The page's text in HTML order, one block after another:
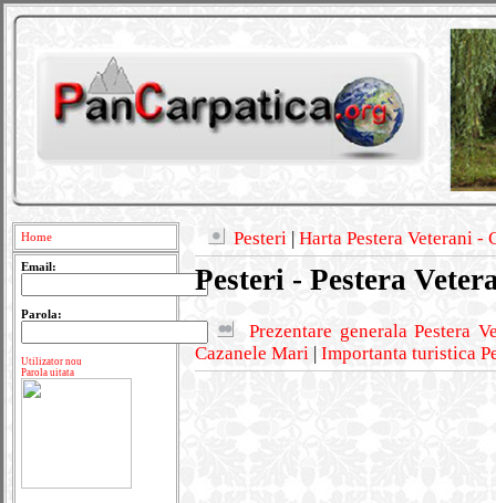
Home
Email:
Parola:
Utilizator nou
Parola uitata
Pesteri | Harta Pestera Veterani -
Pesteri - Pestera
Prezentare generala Pestera
Cazanele Mari | Importanta turistica